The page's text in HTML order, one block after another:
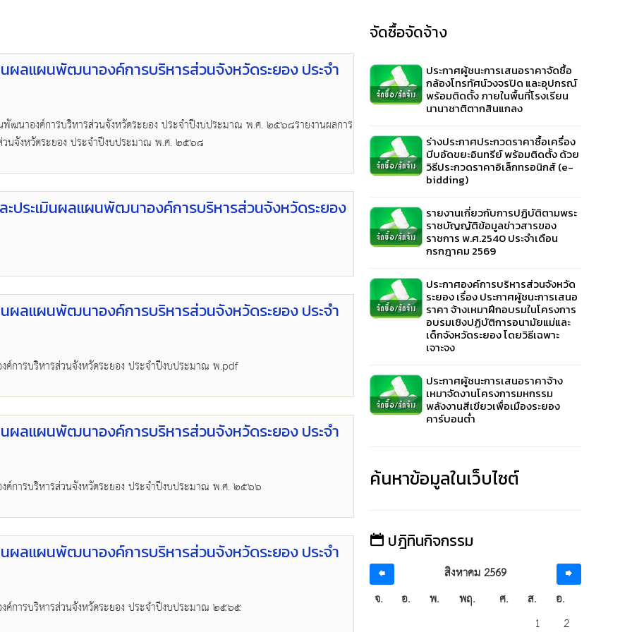
ผลแผนพัฒนาองค์การบริหารส่วนจังหวัดระยอง ประจำ
ฒนาองค์การบริหารส่วนจังหวัดระยอง ประจำปีงบประมาณ พ.ศ. ๒๕๖๘รายงานผลการ
นจังหวัดระยอง ประจำปีงบประมาณ พ.ศ. ๒๕๖๘
ประเมินผลแผนพัฒนาองค์การบริหารส่วนจังหวัดระยอง
ผลแผนพัฒนาองค์การบริหารส่วนจังหวัดระยอง ประจำ
การบริหารส่วนจังหวัดระยอง ประจำปีงบประมาณ พ.pdf
ผลแผนพัฒนาองค์การบริหารส่วนจังหวัดระยอง ประจำ
ค์การบริหารส่วนจังหวัดระยอง ประจำปีงบประมาณ พ.ศ. ๒๕๖๖
ผลแผนพัฒนาองค์การบริหารส่วนจังหวัดระยอง ประจำ
ค์การบริหารส่วนจังหวัดระยอง ประจำปีงบประมาณ ๒๕๖๕
จัดซื้อจัดจ้าง
ประกาศผู้ชนะการเสนอราคาจัดซื้อ
กล้องโทรทัศน์วงจรปิด และอุปกรณ์
พร้อมติดตั้ง ภายในพื้นที่โรงเรียน
นานาชาติตากสินแกลง
ร่างประกาศประกวดราคาซื้อเครื่อง
บีบอัดขยะอินทรีย์ พร้อมติดตั้ง ด้วย
วิธีประกวดราคาอิเล็กทรอนิกส์ (e-
bidding)
รายงานเกี่ยวกับการปฏิบัติตามพระ
ราชบัญญัติข้อมูลข่าวสารของ
ราชการ พ.ศ.2540 ประจำเดือน
กรกฎาคม 2569
ประกาศองค์การบริหารส่วนจังหวัด
ระยอง เรื่อง ประกาศผู้ชนะการเสนอ
ราคา จ้างเหมาฝึกอบรมในโครงการ
อบรมเชิงปฏิบัติการอนามัยแม่และ
เด็กจังหวัดระยอง โดยวิธีเฉพาะ
เจาะจง
ประกาศผู้ชนะการเสนอราคาจ้าง
เหมาจัดงานโครงการมหกรรม
พลังงานสีเขียวเพื่อเมืองระยอง
คาร์บอนต่ำ
ค้นหาข้อมูลในเว็บไซต์
ปฎิทินกิจกรรม
สิงหาคม 2569
จ.
อ. พ. พฤ. ศ. ส.
อ.
1
2